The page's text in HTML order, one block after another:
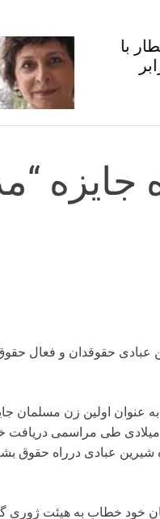
حقوقدان و فعال حقوق
میلادی طی مراسمی دریافت
عبادی درراه حقوق
خود خطاب به هیئت ژوری